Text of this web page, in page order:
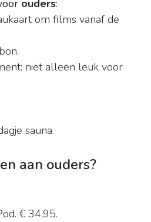
ouders:
om films vanaf de
niet alleen leuk voor
sauna.
aan ouders?
€ 34,95.